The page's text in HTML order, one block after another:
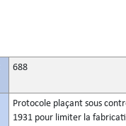
688
Protocole plaçant sous
1931 pour limiter la